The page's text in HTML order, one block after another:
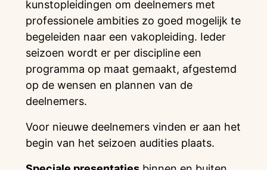
kunstopleidingen om deelnemers met
professionele ambities zo goed mogelijk te
begeleiden naar een vakopleiding. Ieder
seizoen wordt er per discipline een
programma op maat gemaakt, afgestemd
op de wensen en plannen van de
deelnemers.
Voor nieuwe deelnemers vinden er aan het
begin van het seizoen audities plaats.